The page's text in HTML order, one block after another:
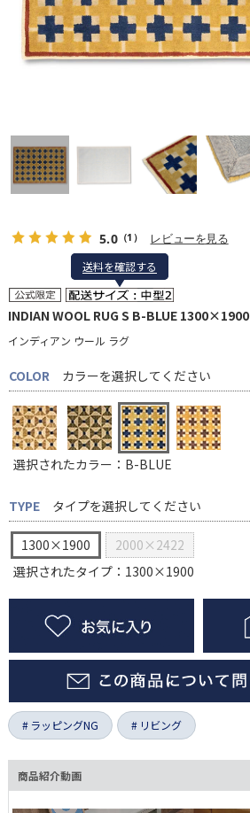
5.0（1） レビューを見る
送料を確認する
送料を確認する
INDIAN WOOL RUG S B-BLUE 1300×1900
インディアン ウール ラグ
COLOR
カラーを選択してください
選択されたカラー：B-BLUE
TYPE タイプを選択してください
1300×1900
2000×2422
選択されたタイプ：1300×1900
ラッピングNG リビング
商品紹介動画